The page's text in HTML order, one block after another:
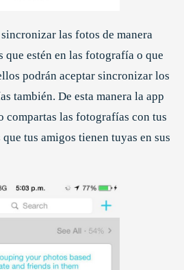
las fotos de manera
que estén en las fotografía o que
podrán aceptar sincronizar los
también. De esta manera la app
compartas las fotografías con tus
tus amigos tienen tuyas en sus